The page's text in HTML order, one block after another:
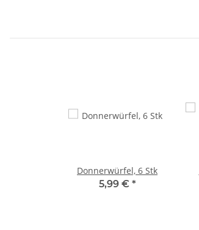
Donnerwürfel, 6 Stk
5,99 € *